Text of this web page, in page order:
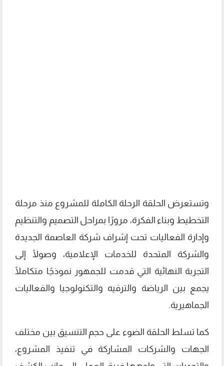
وتستعرض الحلقة الرحلة الكاملة للمشروع منذ مرحلة
التخطيط وبناء الفكرة، مرورًا بمراحل التصميم والتنظيم
وإدارة الفعاليات تحت إشراف شركة العاصمة الجديدة
والشركة المتحدة للخدمات الإعلامية، وصولًا إلى
التجربة النهائية التي قدمت للجمهور نموذجًا متكاملًا
يجمع بين الرياضة والترفيه والتكنولوجيا والفعاليات
الجماهيرية.
كما تسلط الحلقة الضوء على حجم التنسيق بين مختلف
الجهات والشركات المشاركة في تنفيذ المشروع،